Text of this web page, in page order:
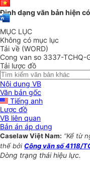
Định dạng văn bản hiện
MỤC LỤC
Không có mục lục
Tải về (WORD)
Cong van so 3337-
Tải lược đồ
Nội dung VB
Văn bản gốc
Tiếng anh
Lược đồ
VB liên quan
Bản án áp dụng
Caselaw Việt Nam: “Kể từ
thế bởi Công văn số 4118/
Dòng trạng thái hiệu lực.